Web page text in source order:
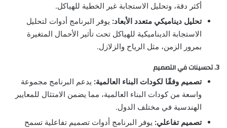
أكثر دقة، وتحليل الاستجابة غير الخطية للهياكل.
تحليل ديناميكي متعدد الأبعاد: يوفر البرنامج أدوات لتحليل
الاستجابة الديناميكية للهياكل تحت تأثير الأحمال المتغيرة
بمرور الزمن، مثل الرياح والزلازل.
3. تحسينات في التصميم
تصميم وفقًا لكودات البناء العالمية: يدعم البرنامج مجموعة
واسعة من كودات البناء العالمية، مما يضمن الامتثال للمعايير
الهندسية في مختلف الدول.
تصميم تفاعلي: يوفر البرنامج أدوات تصميم تفاعلية تسمح